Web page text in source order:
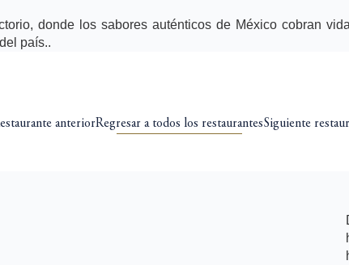
donde los sabores auténticos de México cobran
país..
anteriorRegresar a todos los restaurantesSiguiente